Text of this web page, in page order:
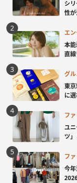
シ
性
エ
本
直
グ
東
に
フ
ユ
ツ
フ
今